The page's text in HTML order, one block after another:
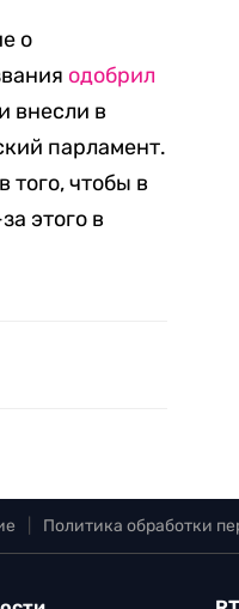
о
одобрил
внесли в
парламент.
того, чтобы в
этого в
Политика обработки